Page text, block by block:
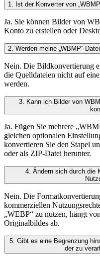
1. Ist der Konverter von
Ja. Sie können Bilder von
Konto zu erstellen oder
2. Werden meine „WBMP“-
Nein. Die Bildkonvertierung
die Quelldateien nicht auf
werden.
3. Kann ich Bilder von
Ja. Fügen Sie mehrere
gleichen optionalen
konvertieren Sie den Stapel
oder als ZIP-Datei herunter.
4. Ändern sich durch die
Nein. Die
kommerziellen
„WEBP“ zu nutzen, hängt
Originalbildes ab.
5. Gibt es eine Begrenzung
der zu